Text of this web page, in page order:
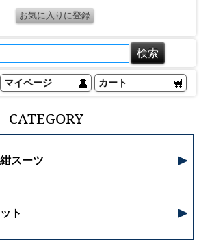
マイページ カート
CATEGORY
スーツ
ト